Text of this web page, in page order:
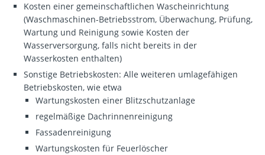
Kosten einer gemeinschaftlichen Wascheinrichtung
(Waschmaschinen-Betriebsstrom, Überwachung, Prüfung,
Wartung und Reinigung sowie Kosten der
Wasserversorgung, falls nicht bereits in der
Wasserkosten enthalten)
Sonstige Betriebskosten: Alle weiteren umlagefähigen
Betriebskosten, wie etwa
Wartungskosten einer Blitzschutzanlage
regelmäßige Dachrinnenreinigung
Fassadenreinigung
Wartungskosten für Feuerlöscher